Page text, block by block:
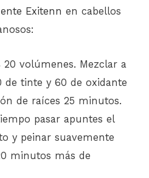
Exitenn en cabellos
20 volúmenes. Mezclar a
de tinte y 60 de oxidante
de raíces 25 minutos.
pasar apuntes el
y peinar suavemente
minutos más de